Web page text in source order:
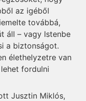
az igéből
továbbá,
áll – vagy Istenbe
a biztonságot.
élethelyzetre van
fordulni
Jusztin Miklós,